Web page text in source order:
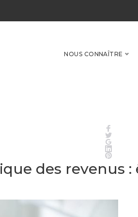
NOUS CONNAÎTRE
Twitter
Pinterest
des revenus :